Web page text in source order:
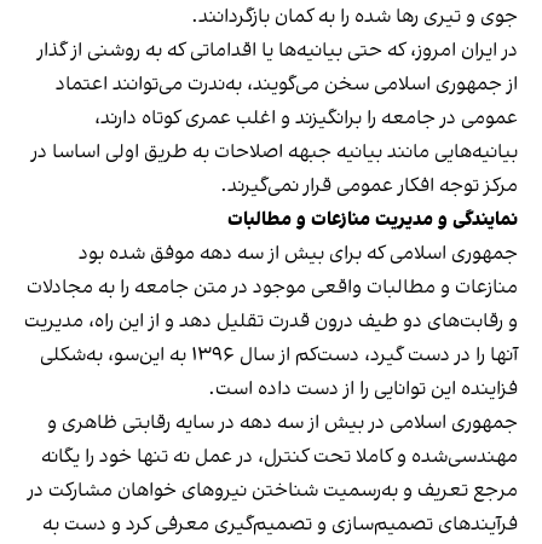
جوی و تیری رها شده را به کمان بازگردانند.
در ایران امروز، که حتی بیانیه‌ها یا اقداماتی که به روشنی از گذار
از جمهوری اسلامی سخن می‌گویند، به‌ندرت می‌توانند اعتماد
عمومی در جامعه را برانگیزند و اغلب عمری کوتاه دارند،
بیانیه‌هایی مانند بیانیه جبهه اصلاحات به‌ طریق اولی اساسا در
مرکز توجه افکار عمومی قرار نمی‌گیرند.
نمایندگی و مدیریت منازعات و مطالبات
جمهوری اسلامی که برای بیش از سه دهه موفق شده بود
منازعات و مطالبات واقعی موجود در متن جامعه را به مجادلات
و رقابت‌های دو طیف درون قدرت تقلیل دهد و از این راه، مدیریت
آنها را در دست گیرد، دست‌کم از سال ۱۳۹۶ به این‌سو، به‌شکلی
فزاینده این توانایی را از دست داده است.
جمهوری اسلامی در بیش از سه دهه در سایه رقابتی ظاهری و
مهندسی‌شده و کاملا تحت کنترل، در عمل نه تنها خود را یگانه
مرجع تعریف و به‌رسمیت شناختن نیروهای خواهان مشارکت در
فرآیندهای تصمیم‌سازی و تصمیم‌گیری معرفی کرد و دست به